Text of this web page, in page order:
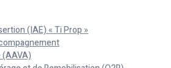
(IAE) « Ti Prop »
(AAVA)